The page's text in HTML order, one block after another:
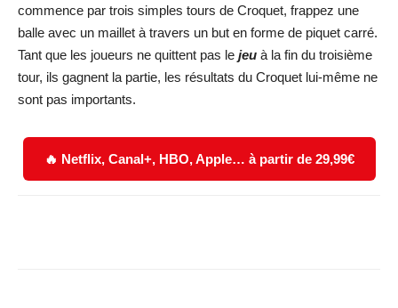
commence par trois simples tours de Croquet, frappez une
balle avec un maillet à travers un but en forme de piquet carré.
Tant que les joueurs ne quittent pas le jeu à la fin du troisième
tour, ils gagnent la partie, les résultats du Croquet lui-même ne
sont pas importants.
🔥 Netflix, Canal+, HBO, Apple… à partir de 29,99€